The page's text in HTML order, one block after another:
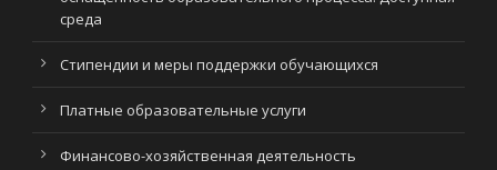
среда
Стипендии и меры поддержки обучающихся
Платные образовательные услуги
Финансово-хозяйственная деятельность